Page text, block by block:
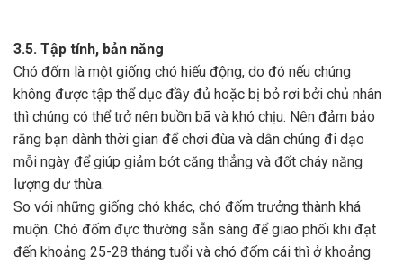
3.5. Tập tính, bản năng
Chó đốm là một giống chó hiếu động, do đó nếu chúng
không được tập thể dục đầy đủ hoặc bị bỏ rơi bởi chủ nhân
thì chúng có thể trở nên buồn bã và khó chịu. Nên đảm bảo
rằng bạn dành thời gian để chơi đùa và dẫn chúng đi dạo
mỗi ngày để giúp giảm bớt căng thẳng và đốt cháy năng
lượng dư thừa.
So với những giống chó khác, chó đốm trưởng thành khá
muộn. Chó đốm đực thường sẵn sàng để giao phối khi đạt
đến khoảng 25-28 tháng tuổi và chó đốm cái thì ở khoảng